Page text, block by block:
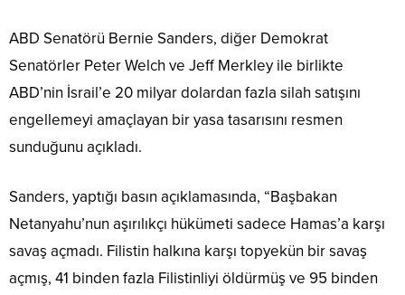
ABD Senatörü Bernie Sanders, diğer Demokrat
Senatörler Peter Welch ve Jeff Merkley ile birlikte
ABD’nin İsrail’e 20 milyar dolardan fazla silah satışını
engellemeyi amaçlayan bir yasa tasarısını resmen
sunduğunu açıkladı.
Sanders, yaptığı basın açıklamasında, “Başbakan
Netanyahu’nun aşırılıkçı hükümeti sadece Hamas’a karşı
savaş açmadı. Filistin halkına karşı topyekün bir savaş
açmış, 41 binden fazla Filistinliyi öldürmüş ve 95 binden